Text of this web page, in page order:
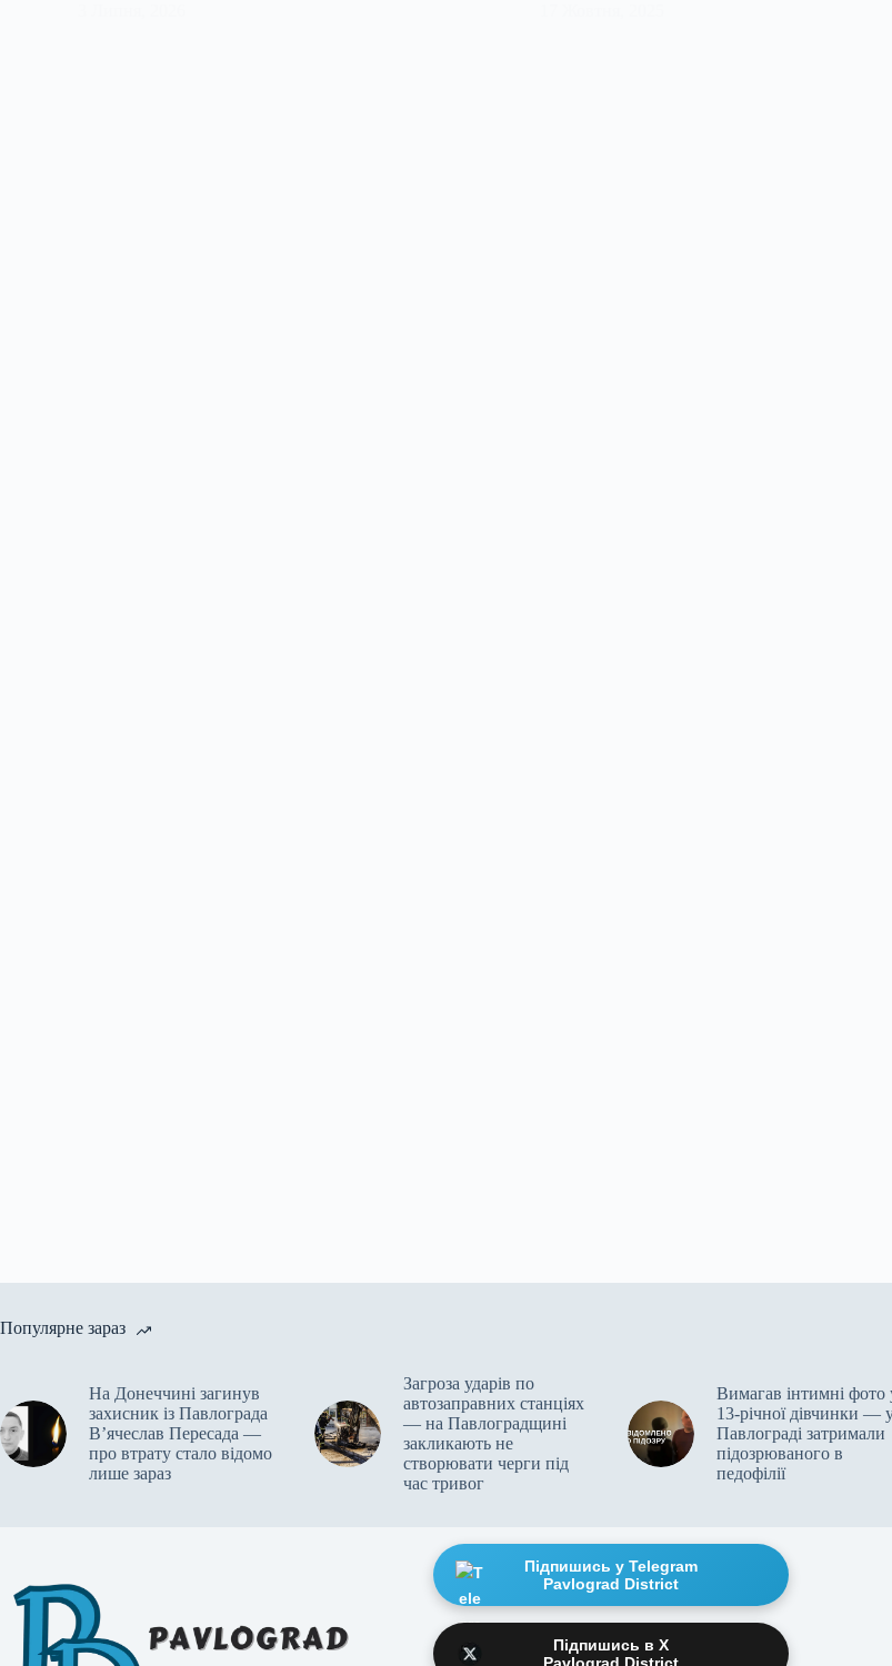
Популярне зараз
На Донеччині загинув
захисник із Павлограда
В’ячеслав Пересада —
про втрату стало відомо
лише зараз
Загроза ударів по
автозаправних станціях
— на Павлоградщині
закликають не
створювати черги під
час тривог
Вимагав інтимні фото
13-річної дівчинки —
Павлограді затримали
підозрюваного в
педофілії
Підпишись у Telegram
Pavlograd District
Підпишись в X